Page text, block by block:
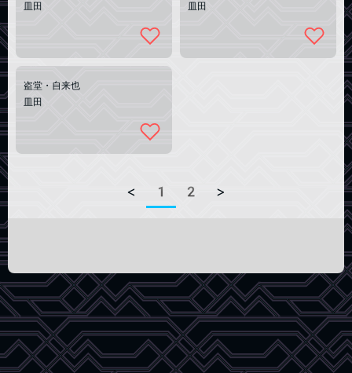
皿田
皿田
盗堂・自来也
皿田
< 1 2 >